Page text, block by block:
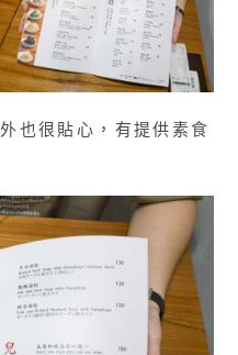
也很貼心，有提供素食